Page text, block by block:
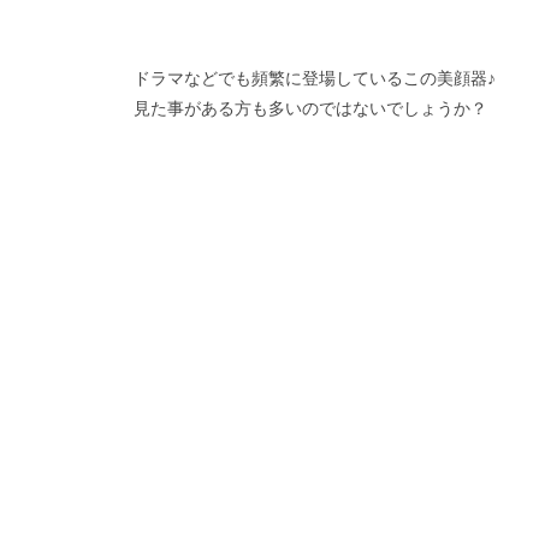
ドラマなどでも頻繁に登場しているこの美顔器♪
見た事がある方も多いのではないでしょうか？